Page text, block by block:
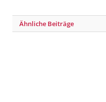
Ähnliche Beiträge